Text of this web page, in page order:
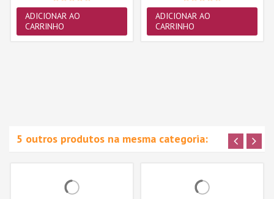
ADICIONAR AO
CARRINHO
ADICIONAR AO
CARRINHO
5 outros produtos na mesma categoria: